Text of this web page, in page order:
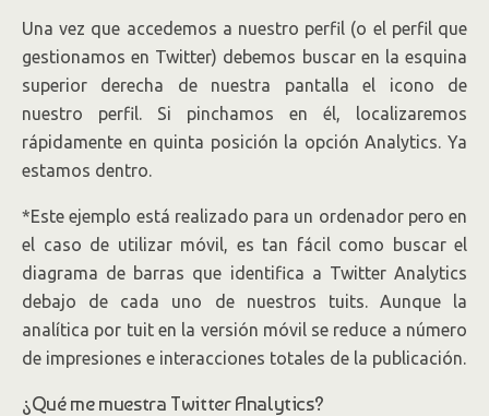
Una vez que accedemos a nuestro perfil (o el perfil que
gestionamos en Twitter) debemos buscar en la esquina
superior derecha de nuestra pantalla el icono de
nuestro perfil. Si pinchamos en él, localizaremos
rápidamente en quinta posición la opción Analytics. Ya
estamos dentro.
*Este ejemplo está realizado para un ordenador pero en
el caso de utilizar móvil, es tan fácil como buscar el
diagrama de barras que identifica a Twitter Analytics
debajo de cada uno de nuestros tuits. Aunque la
analítica por tuit en la versión móvil se reduce a número
de impresiones e interacciones totales de la publicación.
¿Qué me muestra Twitter Analytics?